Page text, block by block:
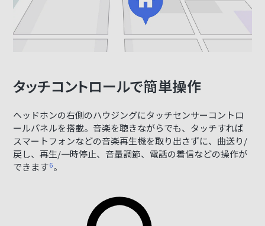
タッチコントロールで簡単操作
ヘッドホンの右側のハウジングにタッチセンサーコントロ
ールパネルを搭載。音楽を聴きながらでも、タッチすれば
スマートフォンなどの音楽再生機を取り出さずに、曲送り/
戻し、再生/一時停止、音量調節、電話の着信などの操作が
できます6。